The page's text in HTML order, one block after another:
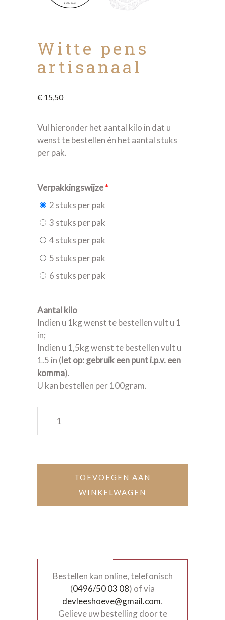
Witte pens
artisanaal
€ 15,50
Vul hieronder het aantal kilo in dat u
wenst te bestellen én het aantal stuks
per pak.
Verpakkingswijze*
2 stuks per pak
3 stuks per pak
4 stuks per pak
5 stuks per pak
6 stuks per pak
Aantal kilo
Indien u 1kg wenst te bestellen vult u 1
in;
Indien u 1,5kg wenst te bestellen vult u
1.5 in (let op: gebruik een punt i.p.v. een
komma).
U kan bestellen per 100gram.
TOEVOEGEN AAN
WINKELWAGEN
Bestellen kan online, telefonisch
(0496/50 03 08) of via
devleeshoeve@gmail.com.
Gelieve uw bestelling door te